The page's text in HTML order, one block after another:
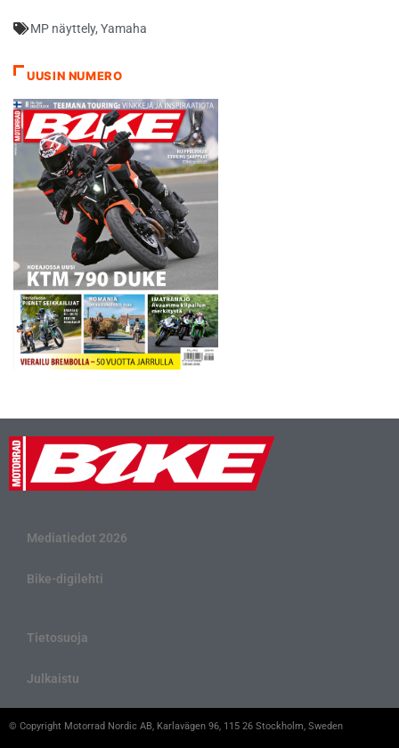
on jotain ennen
ajotekniikka ja hallittavuus
ovat samanlaiset kuin
sporttipyörässä ja
rengaspito sekä ajotuntuma
ovat erinomaisella tasolla.
Etukäteen mielenkiintoa on
MP näyttely, Yamaha
UUSIN NUMERO
Mediatiedot 2026
Bike-digilehti
Tietosuoja
Julkaistu
© Copyright Motorrad Nordic AB, Karlavägen 96, 115 26 Stockholm, Sweden